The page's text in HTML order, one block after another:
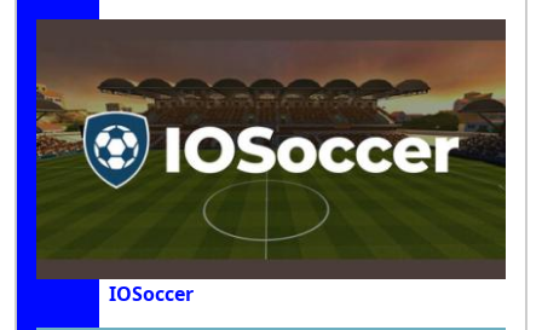
IOSoccer